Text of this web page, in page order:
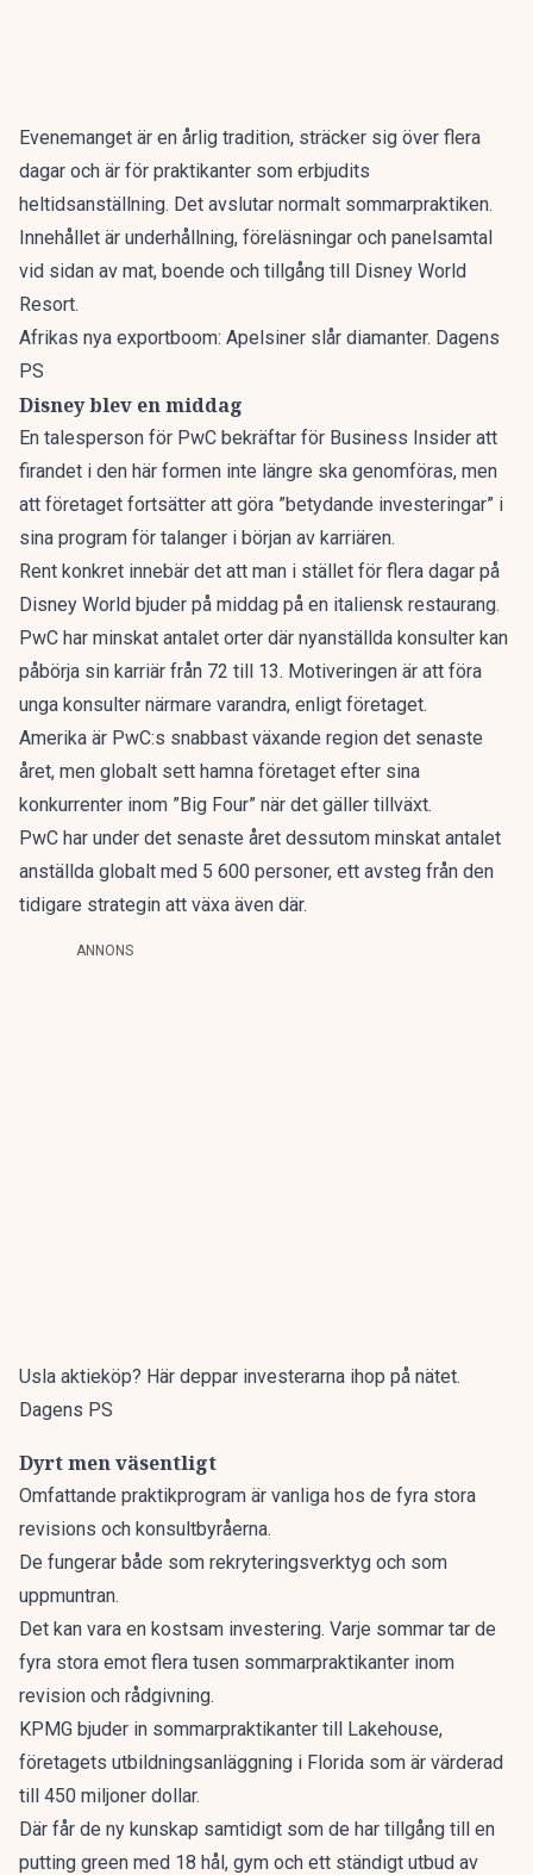
Evenemanget är en årlig tradition, sträcker sig över flera
dagar och är för praktikanter som erbjudits
heltidsanställning. Det avslutar normalt sommarpraktiken.
Innehållet är underhållning, föreläsningar och panelsamtal
vid sidan av mat, boende och tillgång till Disney World
Resort.
Afrikas nya exportboom: Apelsiner slår diamanter. Dagens
PS
Disney blev en middag
En talesperson för PwC bekräftar för Business Insider att
firandet i den här formen inte längre ska genomföras, men
att företaget fortsätter att göra ”betydande investeringar” i
sina program för talanger i början av karriären.
Rent konkret innebär det att man i stället för flera dagar på
Disney World bjuder på middag på en italiensk restaurang.
PwC har minskat antalet orter där nyanställda konsulter kan
påbörja sin karriär från 72 till 13. Motiveringen är att föra
unga konsulter närmare varandra, enligt företaget.
Amerika är PwC:s snabbast växande region det senaste
året, men globalt sett hamna företaget efter sina
konkurrenter inom ”Big Four” när det gäller tillväxt.
PwC har under det senaste året dessutom minskat antalet
anställda globalt med 5 600 personer, ett avsteg från den
tidigare strategin att växa även där.
ANNONS
Usla aktieköp? Här deppar investerarna ihop på nätet.
Dagens PS
Dyrt men väsentligt
Omfattande praktikprogram är vanliga hos de fyra stora
revisions och konsultbyråerna.
De fungerar både som rekryteringsverktyg och som
uppmuntran.
Det kan vara en kostsam investering. Varje sommar tar de
fyra stora emot flera tusen sommarpraktikanter inom
revision och rådgivning.
KPMG bjuder in sommarpraktikanter till Lakehouse,
företagets utbildningsanläggning i Florida som är värderad
till 450 miljoner dollar.
Där får de ny kunskap samtidigt som de har tillgång till en
putting green med 18 hål, gym och ett ständigt utbud av